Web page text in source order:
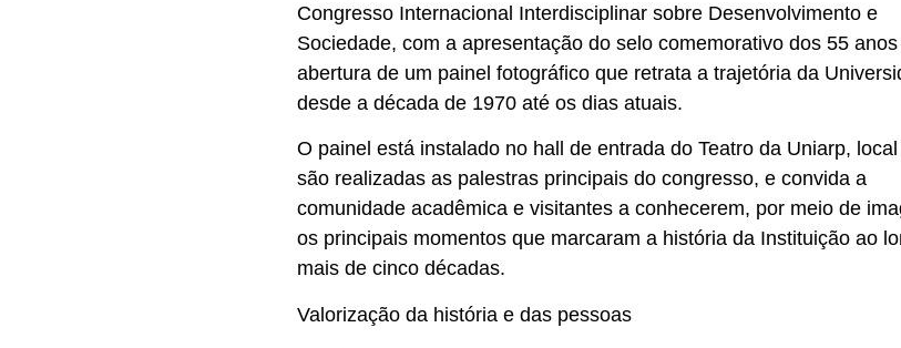
Congresso Internacional Interdisciplinar sobre Desenvolvimento e
Sociedade, com a apresentação do selo comemorativo dos 55
abertura de um painel fotográfico que retrata a trajetória da
desde a década de 1970 até os dias atuais.
O painel está instalado no hall de entrada do Teatro da Uniarp,
são realizadas as palestras principais do congresso, e convida a
comunidade acadêmica e visitantes a conhecerem, por meio de
os principais momentos que marcaram a história da Instituição ao
mais de cinco décadas.
Valorização da história e das pessoas